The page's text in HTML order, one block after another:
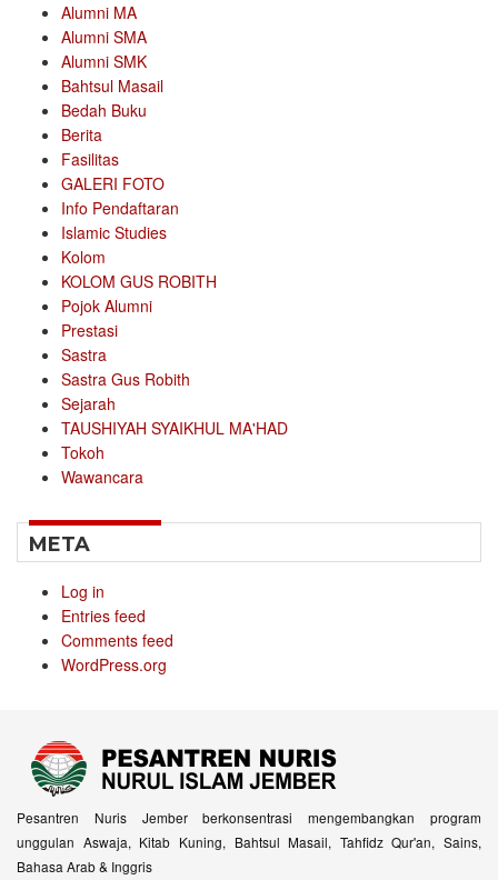
Alumni MA
Alumni SMA
Alumni SMK
Bahtsul Masail
Bedah Buku
Berita
Fasilitas
GALERI FOTO
Info Pendaftaran
Islamic Studies
Kolom
KOLOM GUS ROBITH
Pojok Alumni
Prestasi
Sastra
Sastra Gus Robith
Sejarah
TAUSHIYAH SYAIKHUL MA'HAD
Tokoh
Wawancara
META
Log in
Entries feed
Comments feed
WordPress.org
Pesantren Nuris Jember berkonsentrasi mengembangkan program
unggulan Aswaja, Kitab Kuning, Bahtsul Masail, Tahfidz Qur'an, Sains,
Bahasa Arab & Inggris